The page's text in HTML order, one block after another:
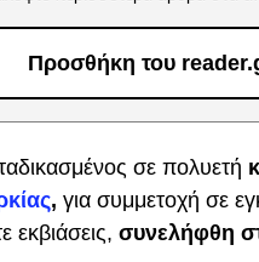
Προσθήκη του
σε πολυετή
, για συμμετοχή σε
εκβιάσεις, συνελήφθη